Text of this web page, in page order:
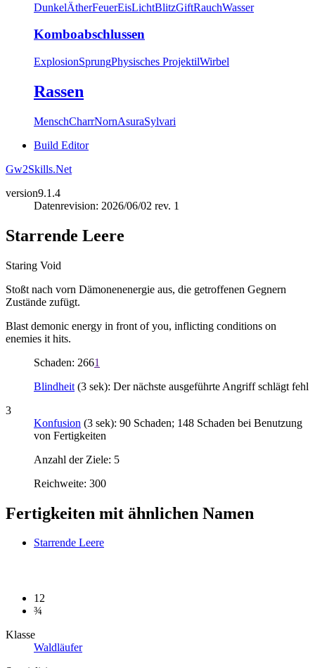
DunkelÄtherFeuerEisLichtBlitzGiftRauchWasser
Komboabschlussen
ExplosionSprungPhysisches ProjektilWirbel
Rassen
MenschCharrNornAsuraSylvari
Build Editor
Gw2Skills.Net
version9.1.4
Datenrevision: 2026/06/02 rev. 1
Starrende Leere
Staring Void
Stoßt nach vorn Dämonenenergie aus, die getroffenen Gegnern
Zustände zufügt.
Blast demonic energy in front of you, inflicting conditions on
enemies it hits.
Schaden: 2661
Blindheit (3 sek): Der nächste ausgeführte Angriff schlägt fehl
3
Konfusion (3 sek): 90 Schaden; 148 Schaden bei Benutzung
von Fertigkeiten
Anzahl der Ziele: 5
Reichweite: 300
Fertigkeiten mit ähnlichen Namen
Starrende Leere
12
¾
Klasse
Waldläufer